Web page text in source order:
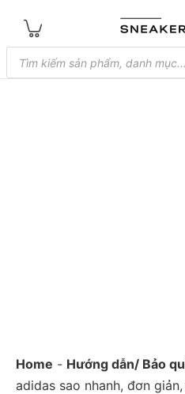
Tìm
kiếm
sản
Home - Hướng dẫn/ Bảo
adidas sao nhanh, đơn